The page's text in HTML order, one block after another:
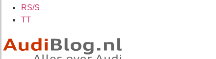
RS/S
TT